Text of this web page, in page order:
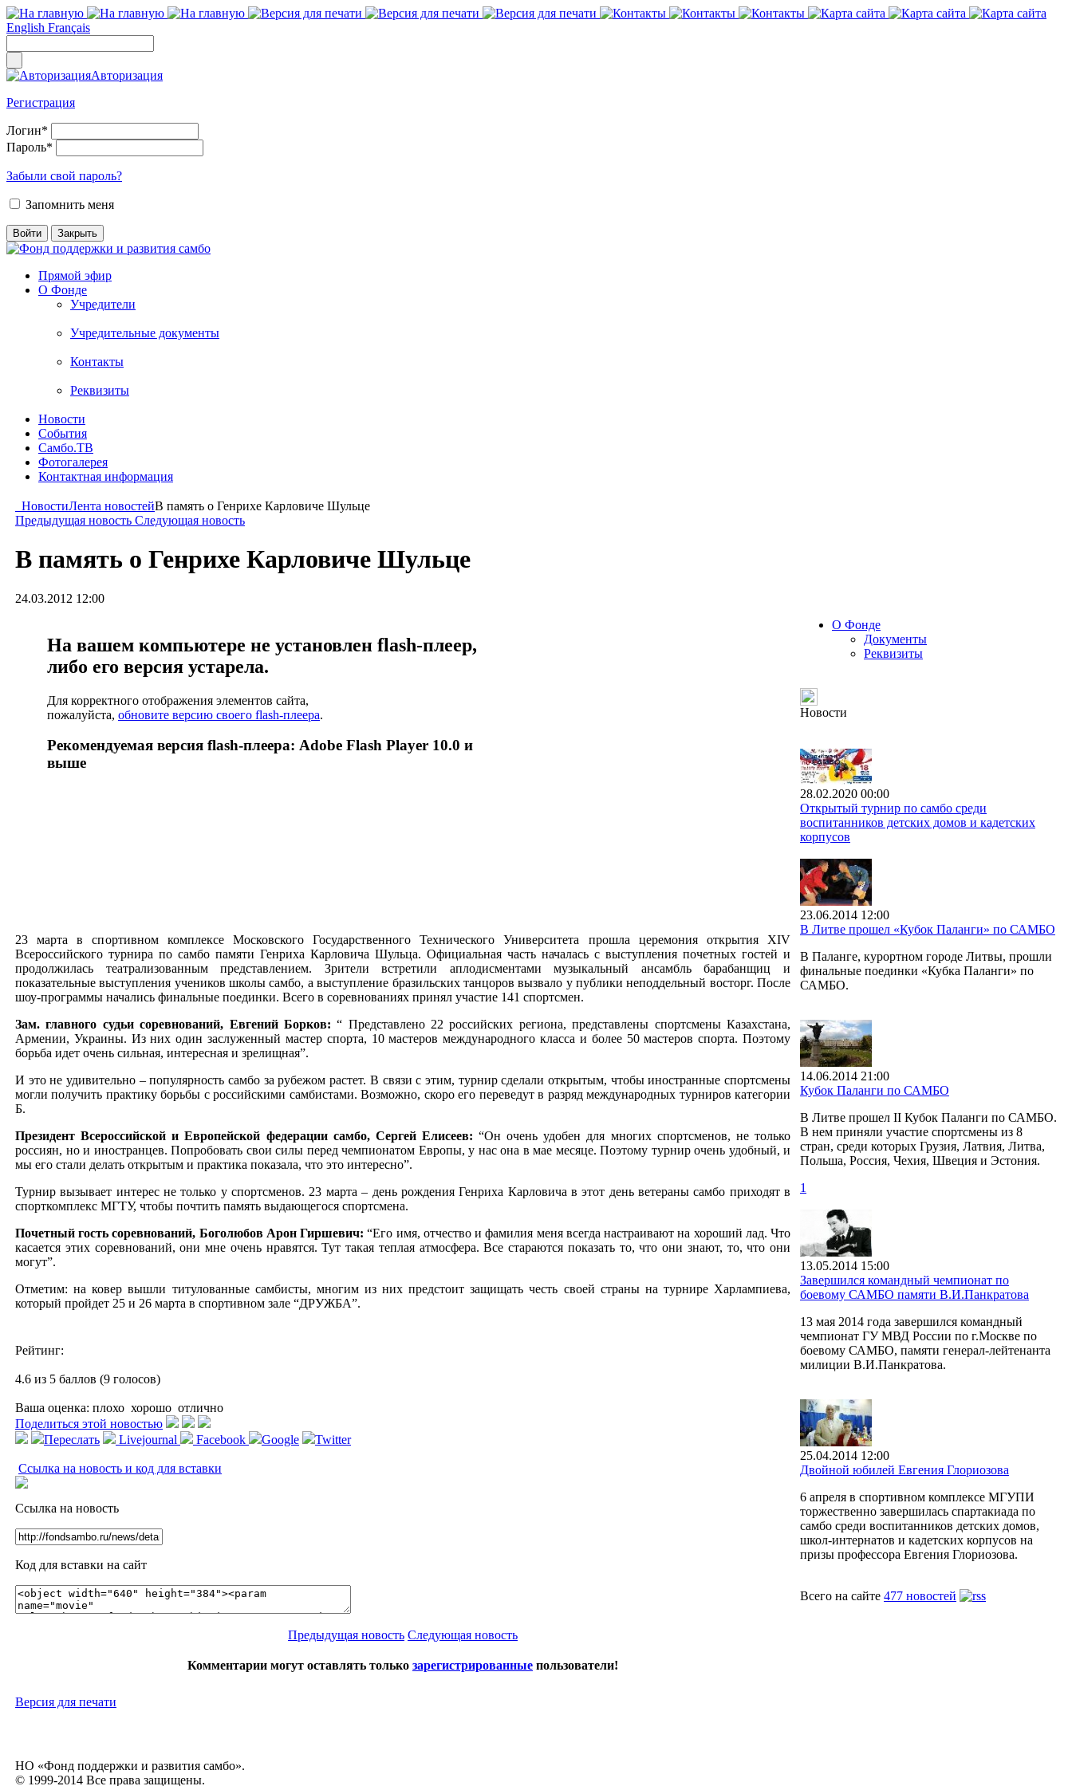
English Français
Авторизация
Регистрация
Логин*
Пароль*
Забыли свой пароль?
Запомнить меня
Прямой эфир
О Фонде
Учредители
Учредительные документы
Контакты
Реквизиты
Новости
События
Самбо.ТВ
Фотогалерея
Контактная информация
НовостиЛента новостейВ память о Генрихе Карловиче Шульце
Предыдущая новость Следующая новость
В память о Генрихе Карловиче Шульце
24.03.2012 12:00
На вашем компьютере не установлен flash-плеер,
либо его версия устарела.
Для корректного отображения элементов сайта,
пожалуйста, обновите версию своего flash-плеера.
Рекомендуемая версия flash-плеера: Adobe Flash Player 10.0 и
выше
23 марта в спортивном комплексе Московского Государственного Технического Университета прошла церемония открытия XIV
Всероссийского турнира по самбо памяти Генриха Карловича Шульца. Официальная часть началась с выступления почетных гостей и
продолжилась театрализованным представлением. Зрители встретили аплодисментами музыкальный ансамбль барабанщиц и
показательные выступления учеников школы самбо, а выступление бразильских танцоров вызвало у публики неподдельный восторг. После
шоу-программы начались финальные поединки. Всего в соревнованиях принял участие 141 спортсмен.
Зам. главного судьи соревнований, Евгений Борков: “ Представлено 22 российских региона, представлены спортсмены Казахстана,
Армении, Украины. Из них один заслуженный мастер спорта, 10 мастеров международного класса и более 50 мастеров спорта. Поэтому
борьба идет очень сильная, интересная и зрелищная”.
И это не удивительно – популярность самбо за рубежом растет. В связи с этим, турнир сделали открытым, чтобы иностранные спортсмены
могли получить практику борьбы с российскими самбистами. Возможно, скоро его переведут в разряд международных турниров категории
Б.
Президент Всероссийской и Европейской федерации самбо, Сергей Елисеев: “Он очень удобен для многих спортсменов, не только
россиян, но и иностранцев. Попробовать свои силы перед чемпионатом Европы, у нас она в мае месяце. Поэтому турнир очень удобный, и
мы его стали делать открытым и практика показала, что это интересно”.
Турнир вызывает интерес не только у спортсменов. 23 марта – день рождения Генриха Карловича в этот день ветераны самбо приходят в
спорткомплекс МГТУ, чтобы почтить память выдающегося спортсмена.
Почетный гость соревнований, Боголюбов Арон Гиршевич:“Его имя, отчество и фамилия меня всегда настраивают на хороший лад. Что
касается этих соревнований, они мне очень нравятся. Тут такая теплая атмосфера. Все стараются показать то, что они знают, то, что они
могут”.
Отметим: на ковер вышли титулованные самбисты, многим из них предстоит защищать честь своей страны на турнире Харлампиева,
который пройдет 25 и 26 марта в спортивном зале “ДРУЖБА”.
Рейтинг:
4.6 из 5 баллов (9 голосов)
Ваша оценка: плохо хорошо отлично
Поделиться этой новостью
Переслать
Livejournal Facebook Google Twitter
Ссылка на новость и код для вставки
Ссылка на новость
Код для вставки на сайт
Предыдущая новость Следующая новость
Комментарии могут оставлять только зарегистрированные пользователи!
Версия для печати
О Фонде
Документы
Реквизиты
Новости
28.02.2020 00:00
Открытый турнир по самбо среди
воспитанников детских домов и кадетских
корпусов
23.06.2014 12:00
В Литве прошел «Кубок Паланги» по САМБО
В Паланге, курортном городе Литвы, прошли
финальные поединки «Кубка Паланги» по
САМБО.
14.06.2014 21:00
Кубок Паланги по САМБО
В Литве прошел II Кубок Паланги по САМБО.
В нем приняли участие спортсмены из 8
стран, среди которых Грузия, Латвия, Литва,
Польша, Россия, Чехия, Швеция и Эстония.
1
13.05.2014 15:00
Завершился командный чемпионат по
боевому САМБО памяти В.И.Панкратова
13 мая 2014 года завершился командный
чемпионат ГУ МВД России по г.Москве по
боевому САМБО, памяти генерал-лейтенанта
милиции В.И.Панкратова.
25.04.2014 12:00
Двойной юбилей Евгения Глориозова
6 апреля в спортивном комплексе МГУПИ
торжественно завершилась спартакиада по
самбо среди воспитанников детских домов,
школ-интернатов и кадетских корпусов на
призы профессора Евгения Глориозова.
Всего на сайте 477 новостей
НО «Фонд поддержки и развития самбо».
© 1999-2014 Все права защищены.